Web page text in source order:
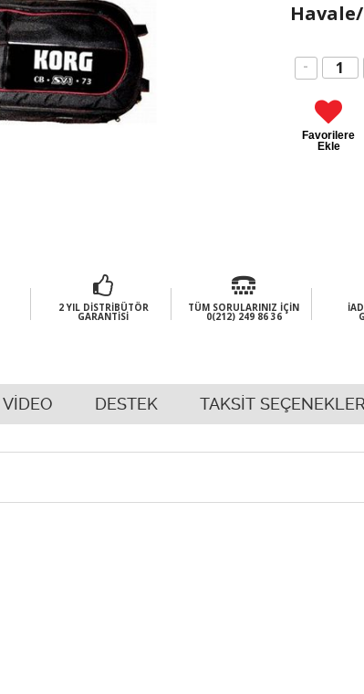
Havale/
-
Favorilere
Ekle
2 YIL DISTRIBÜTÖR
GARANTISI
TÜM SORULARINIZ İÇIN
0(212) 249 86 36
VİDEO DESTEK TAKSİT